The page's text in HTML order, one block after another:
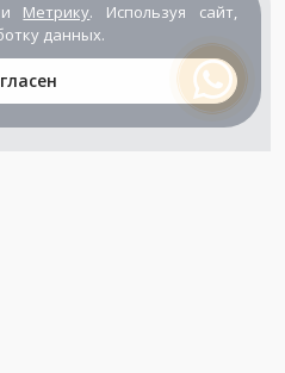
Метрику. Используя сайт,
данных.